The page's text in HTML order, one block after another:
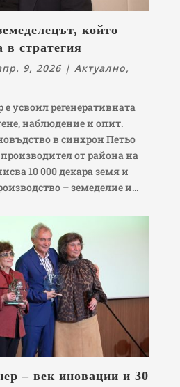
който
стратегия
9, 2026| Актуално,
усвоил регенеративната
наблюдение и опит.
в синхрон Петьо
от района на
10 000 декара земя и
– земеделие и...
– век иновации и 30